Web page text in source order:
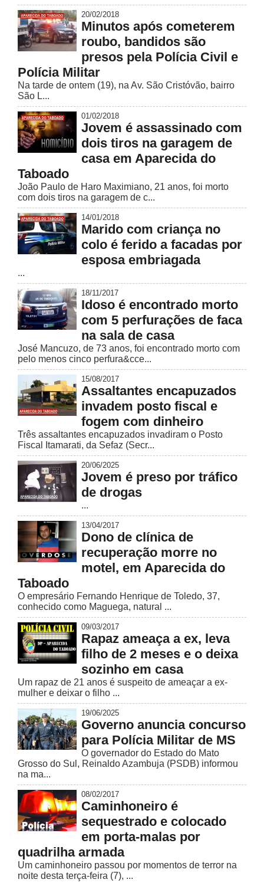
20/02/2018
Minutos após cometerem
roubo, bandidos são
presos pela Polícia Civil e
Polícia Militar
Na tarde de ontem (19), na Av. São Cristóvão, bairro
São L...
01/02/2018
Jovem é assassinado com
dois tiros na garagem de
casa em Aparecida do
Taboado
João Paulo de Haro Maximiano, 21 anos, foi morto
com dois tiros na garagem de c...
14/01/2018
Marido com criança no
colo é ferido a facadas por
esposa embriagada
...
18/11/2017
Idoso é encontrado morto
com 5 perfurações de faca
na sala de casa
José Mancuzo, de 73 anos, foi encontrado morto com
pelo menos cinco perfura&cce...
15/08/2017
Assaltantes encapuzados
invadem posto fiscal e
fogem com dinheiro
Três assaltantes encapuzados invadiram o Posto
Fiscal Itamarati, da Sefaz (Secr...
20/06/2025
Jovem é preso por tráfico
de drogas
...
13/04/2017
Dono de clínica de
recuperação morre no
motel, em Aparecida do
Taboado
O empresário Fernando Henrique de Toledo, 37,
conhecido como Maguega, natural ...
09/03/2017
Rapaz ameaça a ex, leva
filho de 2 meses e o deixa
sozinho em casa
Um rapaz de 21 anos é suspeito de ameaçar a ex-
mulher e deixar o filho ...
19/06/2025
Governo anuncia concurso
para Polícia Militar de MS
O governador do Estado do Mato
Grosso do Sul, Reinaldo Azambuja (PSDB) informou
na ma...
08/02/2017
Caminhoneiro é
sequestrado e colocado
em porta-malas por
quadrilha armada
Um caminhoneiro passou por momentos de terror na
noite desta terça-feira (7), ...